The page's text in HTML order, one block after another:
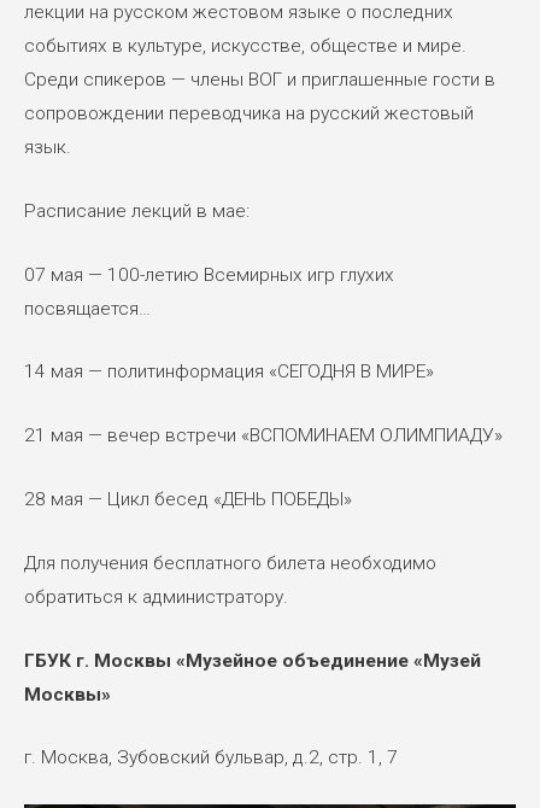
лекции на русском жестовом языке о последних
событиях в культуре, искусстве, обществе и мире.
Среди спикеров — члены ВОГ и приглашенные гости в
сопровождении переводчика на русский жестовый
язык.
Расписание лекций в мае:
07 мая — 100-летию Всемирных игр глухих
посвящается…
14 мая — политинформация «СЕГОДНЯ В МИРЕ»
21 мая — вечер встречи «ВСПОМИНАЕМ ОЛИМПИАДУ»
28 мая — Цикл бесед «ДЕНЬ ПОБЕДЫ»
Для получения бесплатного билета необходимо
обратиться к администратору.
ГБУК г. Москвы «Музейное объединение «Музей
Москвы»
г. Москва, Зубовский бульвар, д.2, стр. 1, 7